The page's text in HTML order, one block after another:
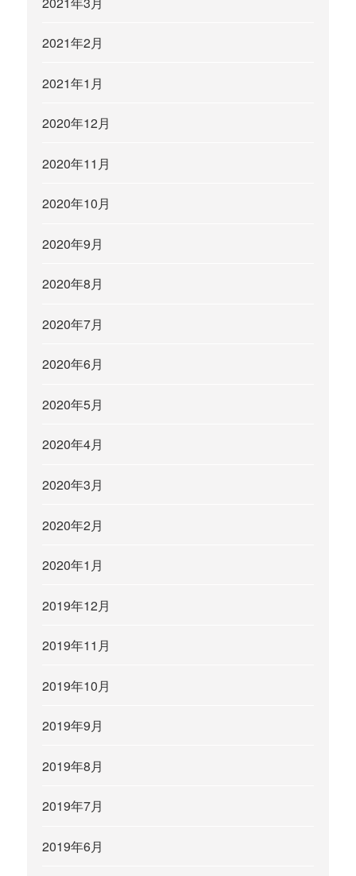
2021年2月
2021年1月
2020年12月
2020年11月
2020年10月
2020年9月
2020年8月
2020年7月
2020年6月
2020年5月
2020年4月
2020年3月
2020年2月
2020年1月
2019年12月
2019年11月
2019年10月
2019年9月
2019年8月
2019年7月
2019年6月